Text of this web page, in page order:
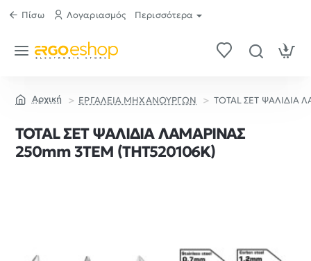
Πίσω Λογαριασμός Περισσότερα
ΕΡΓΑΛΕΙΑ ΜΗΧΑΝΟΥΡΓΩΝ TOTAL ΣΕΤ ΨΑΛΙΔΙΑ
TOTAL ΣΕΤ ΨΑΛΙΔΙΑ ΛΑΜΑΡΙΝΑΣ
250mm 3ΤΕΜ (THT520106K)